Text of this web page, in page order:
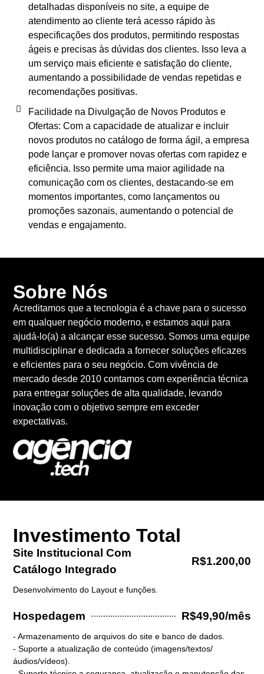
detalhadas disponíveis no site, a equipe de
atendimento ao cliente terá acesso rápido às
especificações dos produtos, permitindo respostas
ágeis e precisas às dúvidas dos clientes. Isso leva a
um serviço mais eficiente e satisfação do cliente,
aumentando a possibilidade de vendas repetidas e
recomendações positivas.
Facilidade na Divulgação de Novos Produtos e
Ofertas: Com a capacidade de atualizar e incluir
novos produtos no catálogo de forma ágil, a empresa
pode lançar e promover novas ofertas com rapidez e
eficiência. Isso permite uma maior agilidade na
comunicação com os clientes, destacando-se em
momentos importantes, como lançamentos ou
promoções sazonais, aumentando o potencial de
vendas e engajamento.
Sobre Nós
Acreditamos que a tecnologia é a chave para o sucesso
em qualquer negócio moderno, e estamos aqui para
ajudá-lo(a) a alcançar esse sucesso. Somos uma equipe
multidisciplinar e dedicada a fornecer soluções eficazes
e eficientes para o seu negócio. Com vivência de
mercado desde 2010 contamos com experiência técnica
para entregar soluções de alta qualidade, levando
inovação com o objetivo sempre em exceder
expectativas.
Investimento Total
Site Institucional Com
Catálogo Integrado
R$1.200,00
Desenvolvimento do Layout e funções.
Hospedagem R$49,90/mês
- Armazenamento de arquivos do site e banco de dados.
- Suporte a atualização de conteúdo (imagens/textos/
áudios/vídeos).